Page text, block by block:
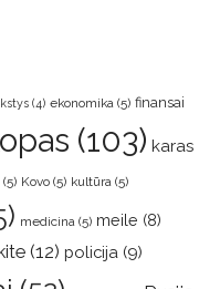
(4) ekonomika (5) finansai
(103) karas
(5) Kovo (5) kultūra (5)
medicina (5) meile (8)
(12) policija (9)